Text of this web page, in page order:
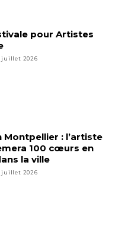
pour Artistes
juillet 2026
Montpellier : l’artiste
100 cœurs en
la ville
juillet 2026